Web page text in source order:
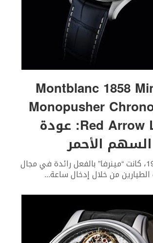
Montblanc 1858
Monopusher
Red Arrow LE88: عودة
السهم الأحمر
في العام 1927، كانت “مينرفا” بالفعل رائدة في مجال
من خلال إدخال ساعة...